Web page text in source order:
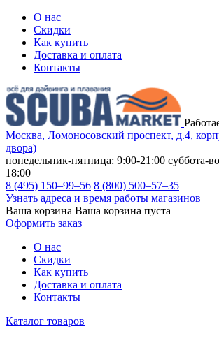
О нас
Скидки
Как купить
Доставка и оплата
Контакты
Москва, Ломоносовский проспект, д.4,
двора)
понедельник-пятница: 9:00-21:00 суббота-
18:00
8 (495) 150–99–56 8 (800) 500–57–35
Узнать адреса и время работы магазинов
Ваша корзина Ваша корзина пуста
Оформить заказ
О нас
Скидки
Как купить
Доставка и оплата
Контакты
Каталог товаров